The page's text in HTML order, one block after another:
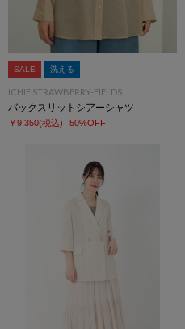
SALE 洗える
ICHIE STRAWBERRY-FIELDS
バックスリットシアーシャツ
￥9,350(税込) 50%OFF